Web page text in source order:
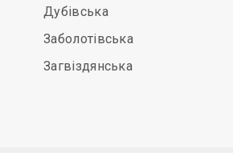
Дубівська
Заболотівська
Загвіздянська